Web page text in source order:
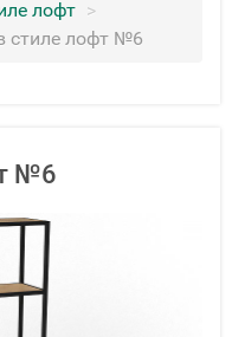
лофт >
стиле лофт №6
№6